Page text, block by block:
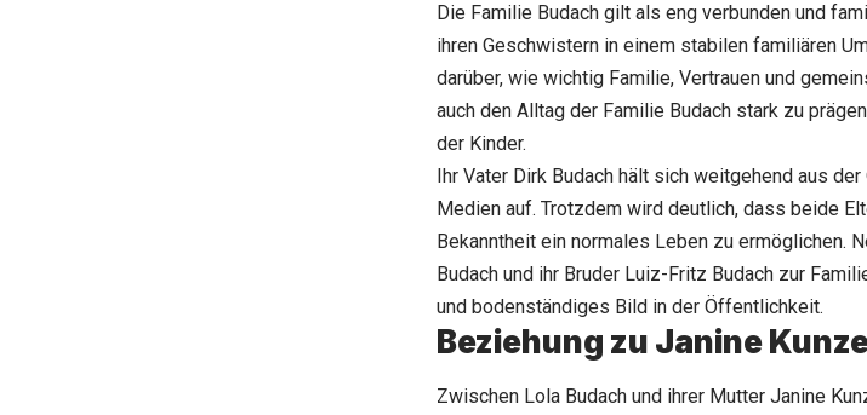
Die Familie Budach gilt als eng verbunden und
ihren Geschwistern in einem stabilen familiären
darüber, wie wichtig Familie, Vertrauen und
auch den Alltag der Familie Budach stark zu
der Kinder.
Ihr Vater Dirk Budach hält sich weitgehend aus
Medien auf. Trotzdem wird deutlich, dass beide
Bekanntheit ein normales Leben zu ermöglichen.
Budach und ihr Bruder Luiz-Fritz Budach zur
und bodenständiges Bild in der Öffentlichkeit.
Beziehung zu Janine
Zwischen Lola Budach und ihrer Mutter Janine